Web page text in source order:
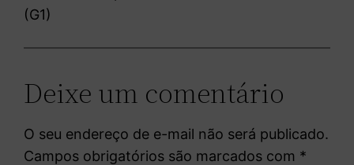
(G1)
Deixe um comentário
O seu endereço de e-mail não será publicado.
Campos obrigatórios são marcados com *